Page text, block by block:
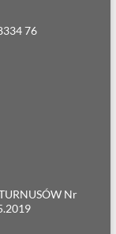
76
Nr